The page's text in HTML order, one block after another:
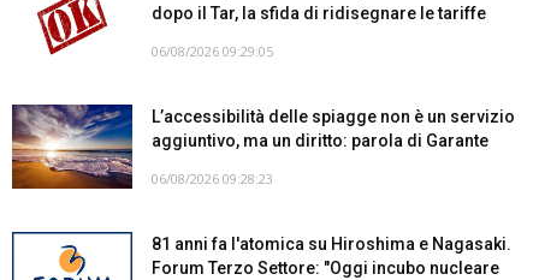
dopo il Tar, la sfida di ridisegnare le tariffe
06/08/2026 09:29:05
L’accessibilità delle spiagge non è un servizio
aggiuntivo, ma un diritto: parola di Garante
06/08/2026 09:28:23
81 anni fa l'atomica su Hiroshima e Nagasaki.
Forum Terzo Settore: "Oggi incubo nucleare